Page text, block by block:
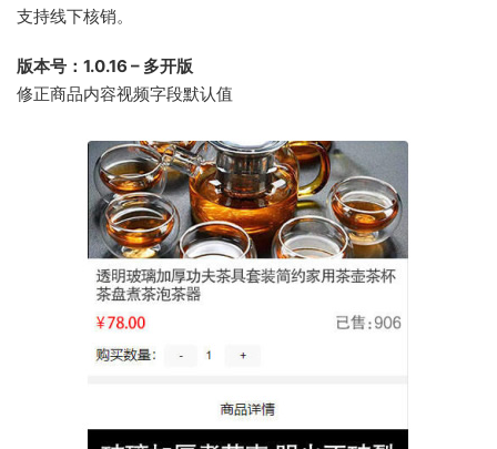
支持线下核销。
版本号：1.0.16 – 多开版
修正商品内容视频字段默认值